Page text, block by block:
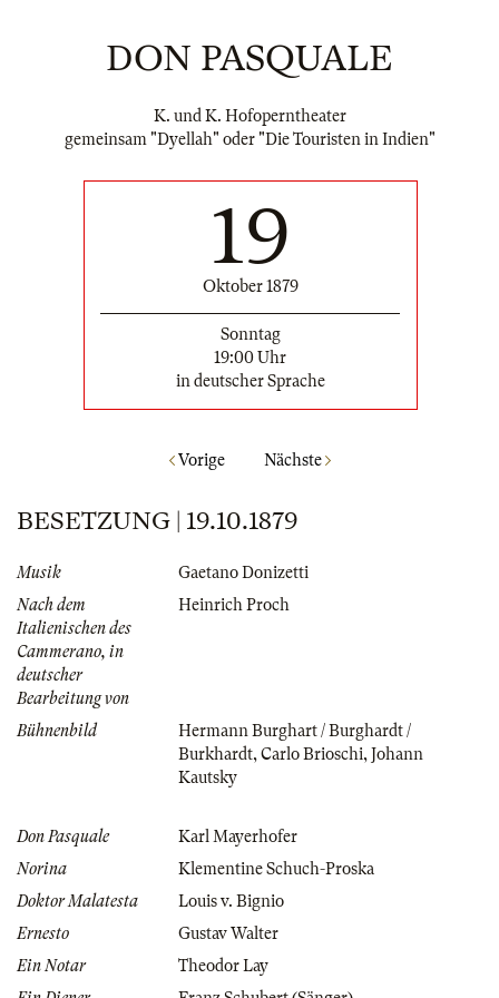
DON PASQUALE
K. und K. Hofoperntheater
gemeinsam "Dyellah" oder "Die Touristen in Indien"
19
Oktober 1879
Sonntag
19:00 Uhr
in deutscher Sprache
Vorige Nächste
BESETZUNG | 19.10.1879
Musik
Gaetano Donizetti
Nach dem
Italienischen des
Cammerano, in
deutscher
Bearbeitung von
Heinrich Proch
Bühnenbild
Hermann Burghart / Burghardt /
Burkhardt,Carlo Brioschi,Johann
Kautsky
Don Pasquale
Karl Mayerhofer
Norina
Klementine Schuch-Proska
Doktor Malatesta
Louis v. Bignio
Ernesto
Gustav Walter
Ein Notar
Theodor Lay